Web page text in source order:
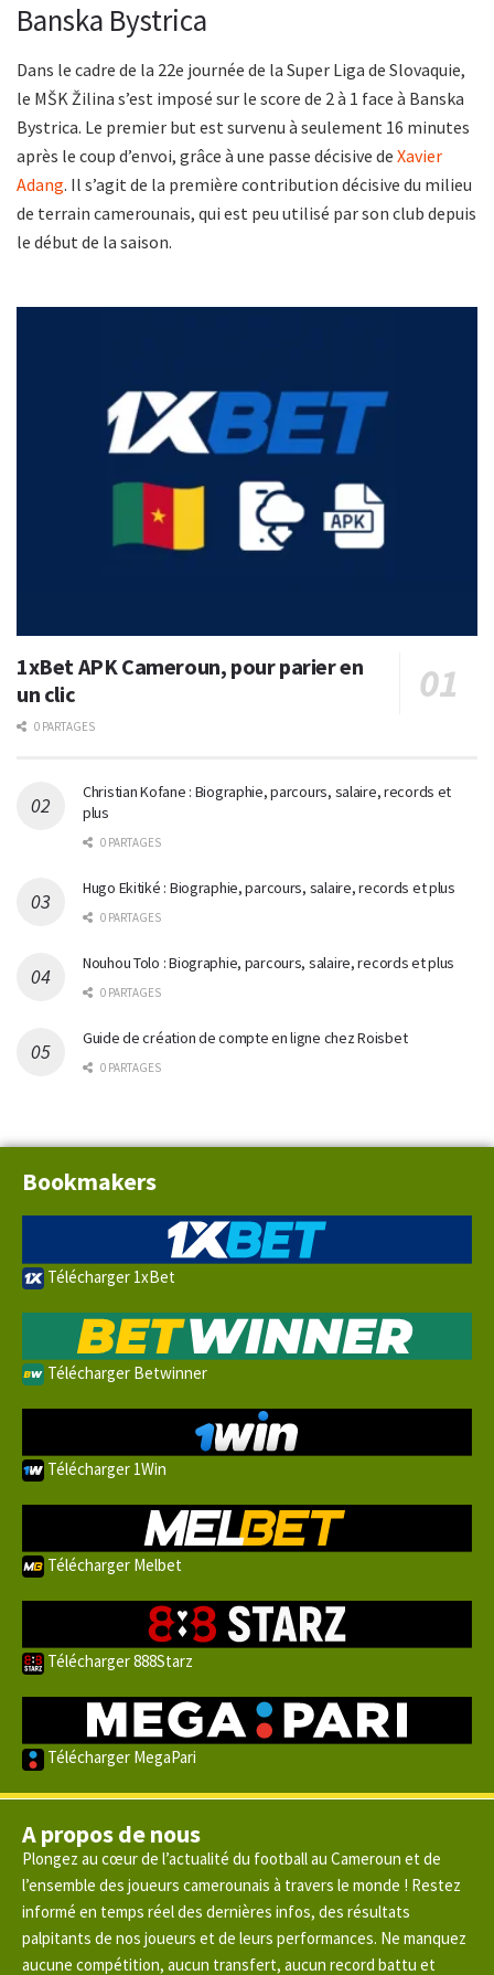
Banska Bystrica
Dans le cadre de la 22e journée de la Super Liga de Slovaquie,
le MŠK Žilina s’est imposé sur le score de 2 à 1 face à Banska
Bystrica. Le premier but est survenu à seulement 16 minutes
après le coup d’envoi, grâce à une passe décisive de Xavier
Adang. Il s’agit de la première contribution décisive du milieu
de terrain camerounais, qui est peu utilisé par son club depuis
le début de la saison.
1xBet APK Cameroun, pour parier en
un clic
0 PARTAGES
Christian Kofane : Biographie, parcours, salaire, records et
plus
0 PARTAGES
Hugo Ekitiké : Biographie, parcours, salaire, records et plus
0 PARTAGES
Nouhou Tolo : Biographie, parcours, salaire, records et plus
0 PARTAGES
Guide de création de compte en ligne chez Roisbet
0 PARTAGES
Bookmakers
Télécharger 1xBet
Télécharger Betwinner
Télécharger 1Win
Télécharger Melbet
Télécharger 888Starz
Télécharger MegaPari
A propos de nous
Plongez au cœur de l’actualité du football au Cameroun et de
l’ensemble des joueurs camerounais à travers le monde ! Restez
informé en temps réel des dernières infos, des résultats
palpitants de nos joueurs et de leurs performances. Ne manquez
aucune compétition, aucun transfert, aucun record battu et